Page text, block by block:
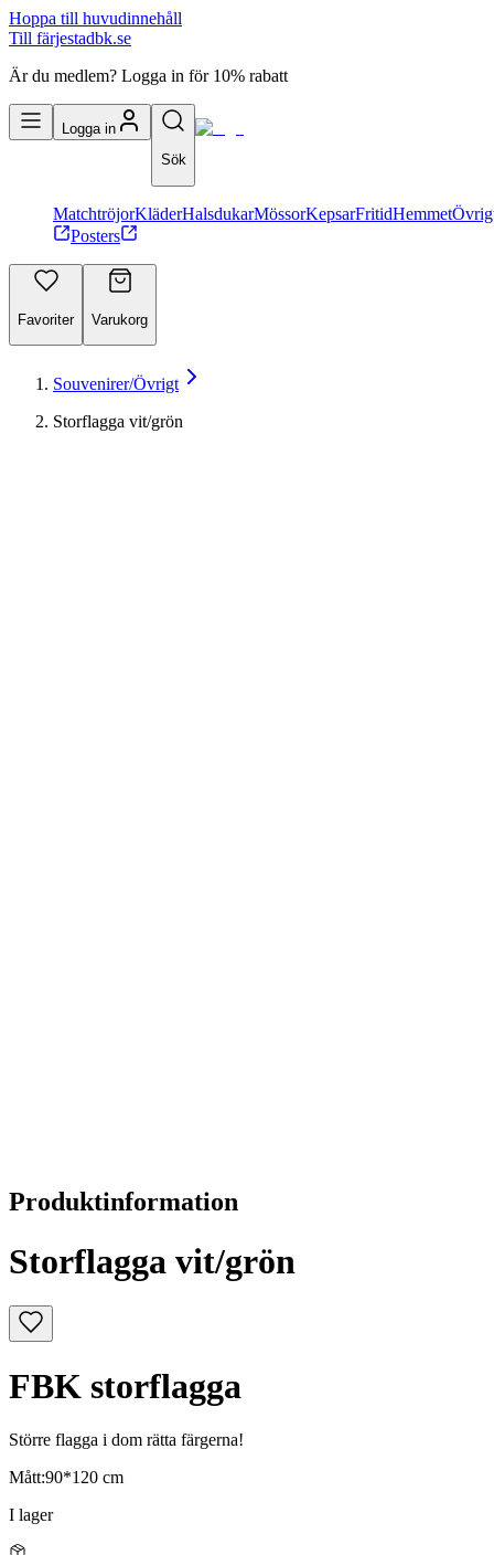
Hoppa till huvudinnehåll
Till färjestadbk.se
Är du medlem? Logga in för 10% rabatt
Logga in
Sök
MatchtröjorKläderHalsdukarMössorKepsarFritidHemmet
Posters
Favoriter Varukorg
Souvenirer/Övrigt
Storflagga vit/grön
Produktinformation
Storflagga vit/grön
FBK storflagga
Större flagga i dom rätta färgerna!
Mått:90*120 cm
I lager